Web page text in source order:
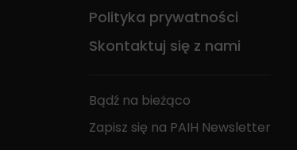
Polityka prywatności
Skontaktuj się z nami
Bądź na bieżąco
Zapisz się na PAIH Newsletter